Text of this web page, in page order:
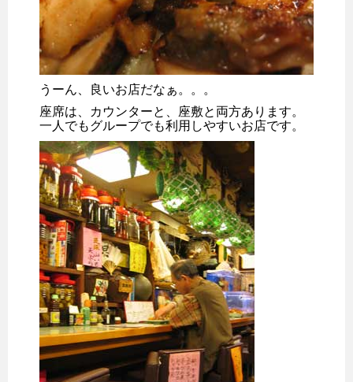
うーん、良いお店だなぁ。。。
座席は、カウンターと、座敷と両方あります。
一人でもグループでも利用しやすいお店です。